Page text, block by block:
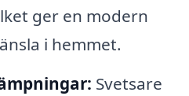
ger en modern
i hemmet.
Svetsare